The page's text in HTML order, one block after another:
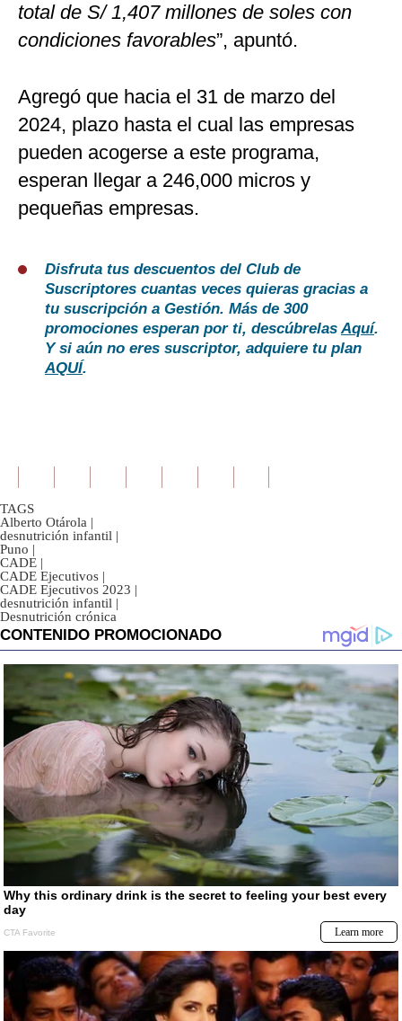
total de S/ 1,407 millones de soles con
condiciones favorables”, apuntó.
Agregó que hacia el 31 de marzo del
2024, plazo hasta el cual las empresas
pueden acogerse a este programa,
esperan llegar a 246,000 micros y
pequeñas empresas.
Disfruta tus descuentos del Club de
Suscriptores cuantas veces quieras gracias a
tu suscripción a Gestión. Más de 300
promociones esperan por ti, descúbrelasAquí.
Y si aún no eres suscriptor, adquiere tu plan
AQUÍ.
TAGS
Alberto Otárola |
desnutrición infantil |
Puno |
CADE |
CADE Ejecutivos |
CADE Ejecutivos 2023 |
desnutrición infantil |
Desnutrición crónica